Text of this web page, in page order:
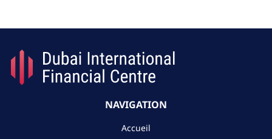
NAVIGATION
Accueil